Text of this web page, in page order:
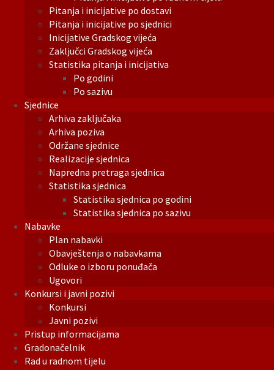
Pitanja i inicijative po dostavi
Pitanja i inicijative po sjednici
Inicijative Gradskog vijeća
Zaključci Gradskog vijeća
Statistika pitanja i inicijativa
Po godini
Po sazivu
Sjednice
Arhiva zaključaka
Arhiva poziva
Održane sjednice
Realizacije sjednica
Napredna pretraga sjednica
Statistika sjednica
Statistika sjednica po godini
Statistika sjednica po sazivu
Nabavke
Plan nabavki
Obavještenja o nabavkama
Odluke o izboru ponuđača
Ugovori
Konkursi i javni pozivi
Konkursi
Javni pozivi
Pristup informacijama
Gradonačelnik
Rad u radnom tijelu